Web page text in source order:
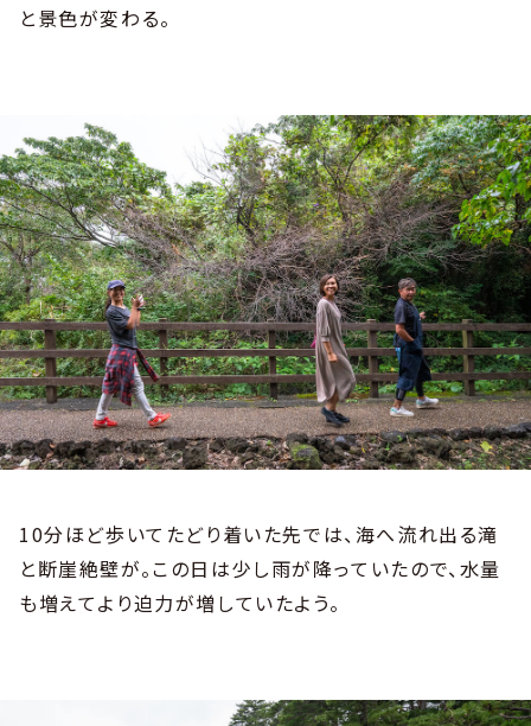
と景色が変わる。
10分ほど歩いてたどり着いた先では、海へ流れ出る滝
と断崖絶壁が。この日は少し雨が降っていたので、水量
も増えてより迫力が増していたよう。